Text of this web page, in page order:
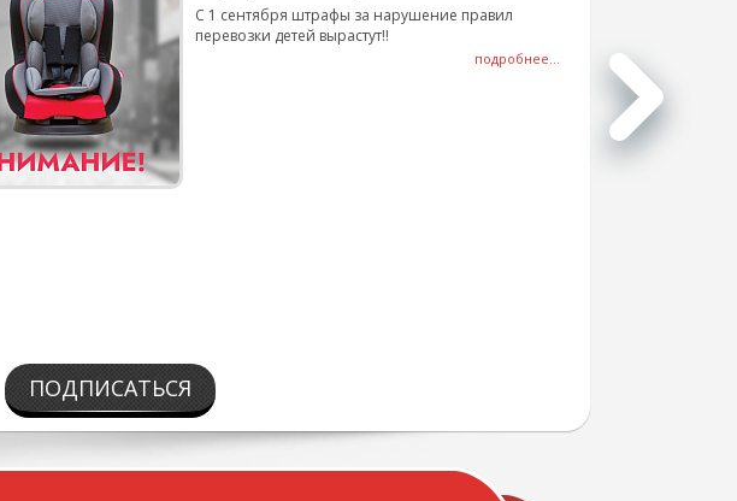
С 1 сентября штрафы за нарушение правил
перевозки детей вырастут!!
подробнее...
ПОДПИСАТЬСЯ